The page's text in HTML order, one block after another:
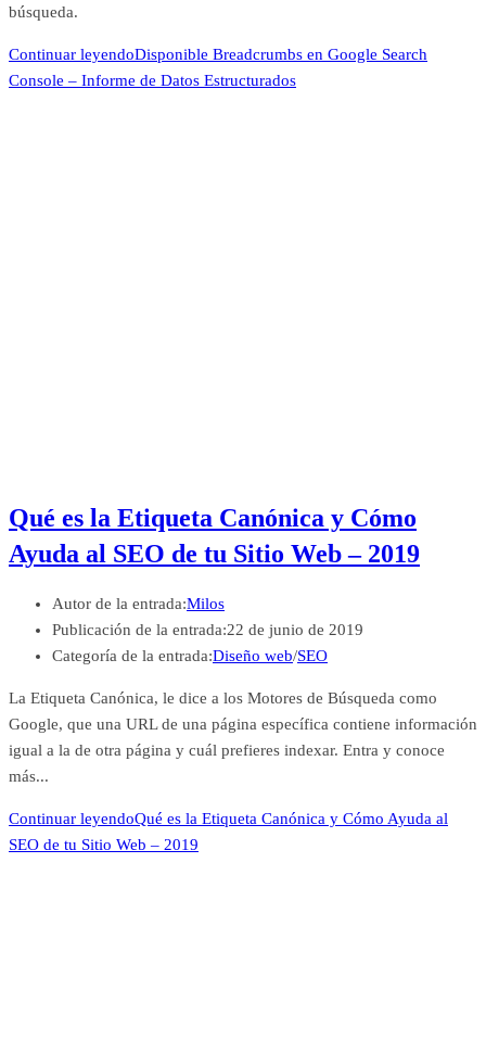
búsqueda.
Continuar leyendoDisponible Breadcrumbs en Google Search
Console – Informe de Datos Estructurados
Qué es la Etiqueta Canónica y Cómo
Ayuda al SEO de tu Sitio Web – 2019
Autor de la entrada:Milos
Publicación de la entrada:22 de junio de 2019
Categoría de la entrada:Diseño web/SEO
La Etiqueta Canónica, le dice a los Motores de Búsqueda como
Google, que una URL de una página específica contiene información
igual a la de otra página y cuál prefieres indexar. Entra y conoce
más...
Continuar leyendoQué es la Etiqueta Canónica y Cómo Ayuda al
SEO de tu Sitio Web – 2019